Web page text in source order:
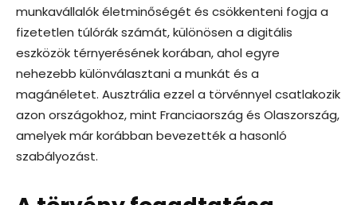
munkavállalók életminőségét és csökkenteni fogja a
fizetetlen túlórák számát, különösen a digitális
eszközök térnyerésének korában, ahol egyre
nehezebb különválasztani a munkát és a
magánéletet. Ausztrália ezzel a törvénnyel csatlakozik
azon országokhoz, mint Franciaország és Olaszország,
amelyek már korábban bevezették a hasonló
szabályozást.